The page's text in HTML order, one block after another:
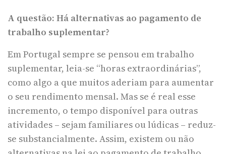
A questão: Há alternativas ao pagamento de
trabalho suplementar?
Em Portugal sempre se pensou em trabalho
suplementar, leia-se “horas extraordinárias”,
como algo a que muitos aderiam para aumentar
o seu rendimento mensal. Mas se é real esse
incremento, o tempo disponível para outras
atividades – sejam familiares ou lúdicas – reduz-
se substancialmente. Assim, existem ou não